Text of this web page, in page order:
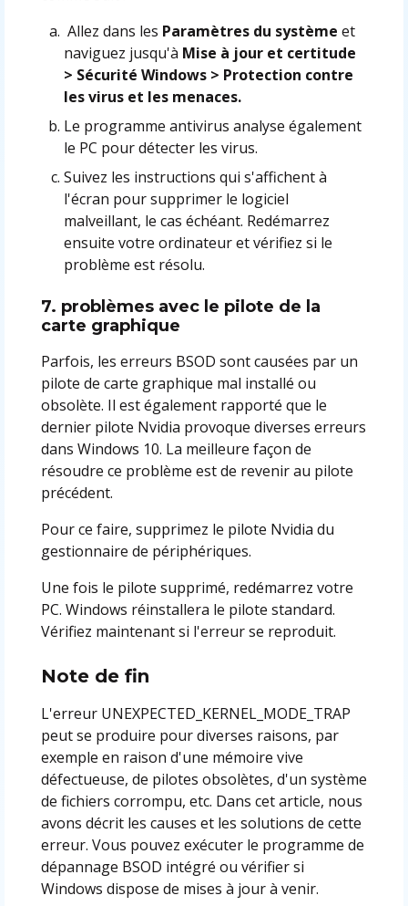
Allez dans les Paramètres du systèmeet
naviguez jusqu'à Mise à jour et certitude
> Sécurité Windows > Protection contre
les virus et les menaces.
Le programme antivirus analyse également
le PC pour détecter les virus.
Suivez les instructions qui s'affichent à
l'écran pour supprimer le logiciel
malveillant, le cas échéant. Redémarrez
ensuite votre ordinateur et vérifiez si le
problème est résolu.
7. problèmes avec le pilote de la
carte graphique
Parfois, les erreurs BSOD sont causées par un
pilote de carte graphique mal installé ou
obsolète. Il est également rapporté que le
dernier pilote Nvidia provoque diverses erreurs
dans Windows 10. La meilleure façon de
résoudre ce problème est de revenir au pilote
précédent.
Pour ce faire, supprimez le pilote Nvidia du
gestionnaire de périphériques.
Une fois le pilote supprimé, redémarrez votre
PC. Windows réinstallera le pilote standard.
Vérifiez maintenant si l'erreur se reproduit.
Note de fin
L'erreur UNEXPECTED_KERNEL_MODE_TRAP
peut se produire pour diverses raisons, par
exemple en raison d'une mémoire vive
défectueuse, de pilotes obsolètes, d'un système
de fichiers corrompu, etc. Dans cet article, nous
avons décrit les causes et les solutions de cette
erreur. Vous pouvez exécuter le programme de
dépannage BSOD intégré ou vérifier si
Windows dispose de mises à jour à venir.